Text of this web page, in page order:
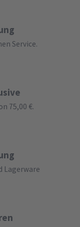
Service.
75,00 €.
Lagerware